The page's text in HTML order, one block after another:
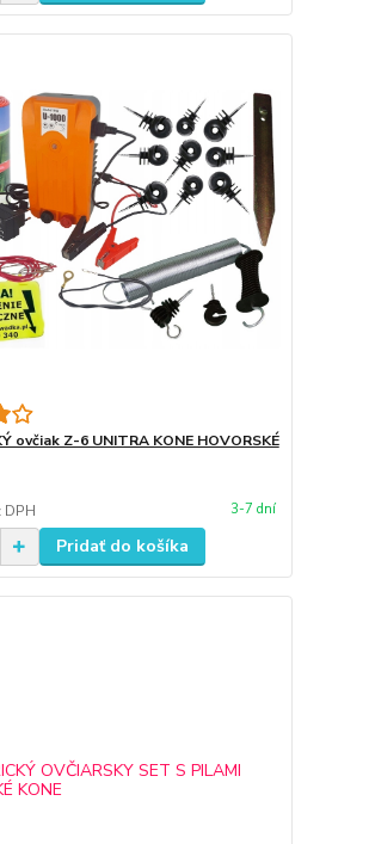
ovčiak Z-6 UNITRA KONE HOVORSKÉ
DPH 3-7 dní
Pridať do košíka